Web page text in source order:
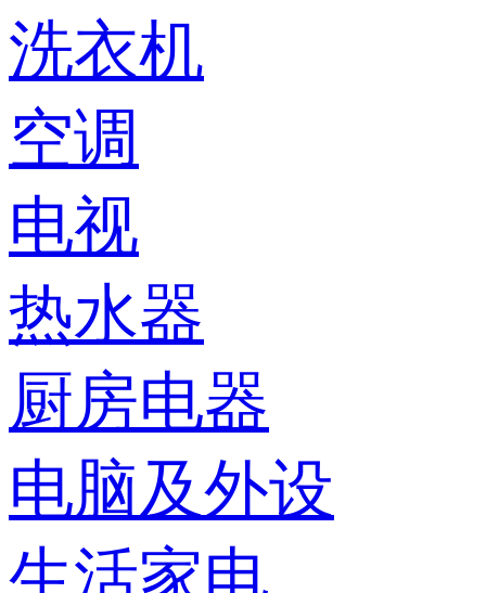
洗衣机
空调
电视
热水器
厨房电器
电脑及外设
生活家电